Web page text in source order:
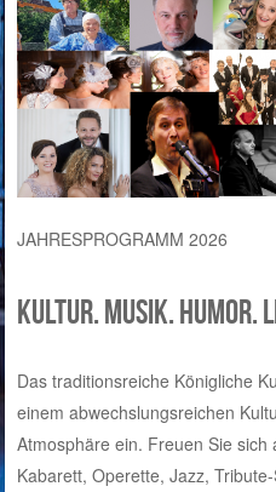
JAHRESPROGRAMM 2026
Kultur. Musik. Humor.
Das traditionsreiche Königliche
einem abwechslungsreichen
Atmosphäre ein. Freuen Sie
Kabarett, Operette, Jazz,